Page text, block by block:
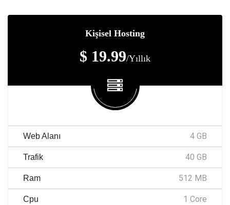
Kişisel Hosting
$ 19.99/Yıllık
Web Alanı 4 GB
Trafik 40 GB
Ram 512 MB
Cpu 1 Core